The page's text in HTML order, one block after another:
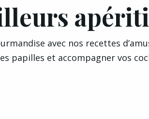
avec nos recettes
papilles et accompagner vos